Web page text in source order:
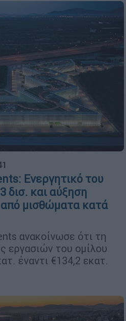
Ενεργητικό του
δισ. και αύξηση
μισθώματα κατά
ανακοίνωσε ότι τη
εργασιών του ομίλου
έναντι €134,2 εκατ.